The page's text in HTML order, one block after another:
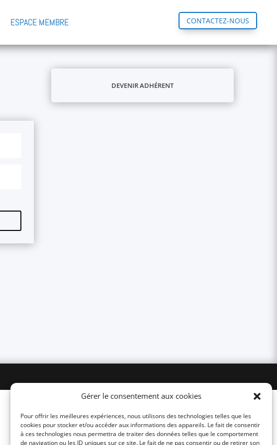
Gérer le consentement aux cookies
Pour offrir les meilleures expériences, nous utilisons des technologies telles que les
cookies pour stocker et/ou accéder aux informations des appareils. Le fait de consentir
à ces technologies nous permettra de traiter des données telles que le comportement
de navigation ou les ID uniques sur ce site. Le fait de ne pas consentir ou de retirer son
ESPACE MEMBRE CONTACTEZ-NOUS
DEVENIR ADHÉRENT